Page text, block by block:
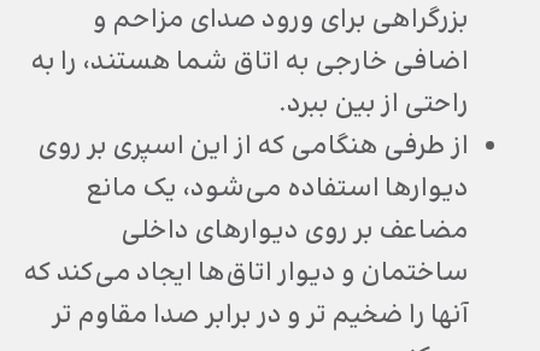
بزرگراهی برای ورود صدای مزاحم و
اضافی خارجی به اتاق شما هستند، را به
راحتی از بین ببرد.
از طرفی هنگامی که از این اسپری بر روی
دیوارها استفاده می‌شود، یک مانع
مضاعف بر روی دیوارهای داخلی
ساختمان و دیوار اتاق‌ها ایجاد می‌کند که
آنها را ضخیم تر و در برابر صدا مقاوم تر